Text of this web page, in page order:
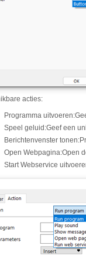
acties:
Programma uitvoeren:
Speel geluid:Geef een
Berichtenvenster tonen:
Open Webpagina:Open
Start Webservice